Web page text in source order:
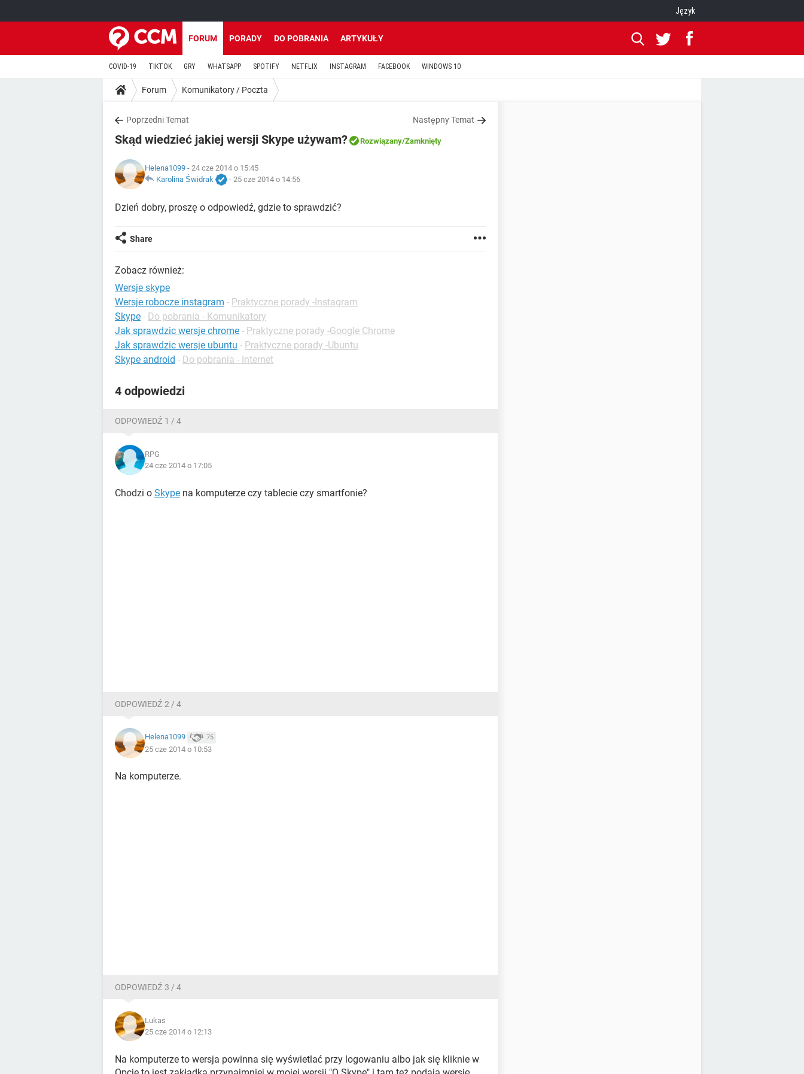
Język
FORUM PORADY DO POBRANIA ARTYKUŁY
COVID-19 TIKTOK GRY WHATSAPP SPOTIFY NETFLIX INSTAGRAM FACEBOOK WINDOWS 10
Forum Komunikatory / Poczta
Poprzedni Temat Następny Temat
Skąd wiedzieć jakiej wersji Skype używam? Rozwiązany/Zamknięty
Helena1099 - 24 cze 2014 o 15:45
Karolina Świdrak
- 25 cze 2014 o 14:56
Dzień dobry, proszę o odpowiedź, gdzie to sprawdzić?
Share
Zobacz również:
Wersje skype
Wersje robocze instagram - Praktyczne porady -Instagram
Skype - Do pobrania - Komunikatory
Jak sprawdzic wersje chrome - Praktyczne porady -Google Chrome
Jak sprawdzic wersje ubuntu - Praktyczne porady -Ubuntu
Skype android - Do pobrania - Internet
4 odpowiedzi
ODPOWIEDŹ 1 / 4
RPG
24 cze 2014 o 17:05
Chodzi o Skype na komputerze czy tablecie czy smartfonie?
ODPOWIEDŹ 2 / 4
Helena1099 75
25 cze 2014 o 10:53
Na komputerze.
ODPOWIEDŹ 3 / 4
Lukas
25 cze 2014 o 12:13
Na komputerze to wersja powinna się wyświetlać przy logowaniu albo jak się kliknie w